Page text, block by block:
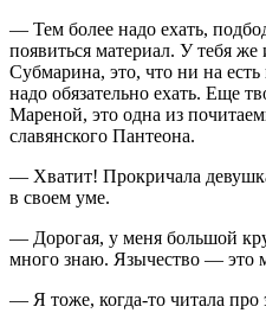
— Тем более надо ехать,
появиться материал. У тебя
Субмарина, это, что ни на
надо обязательно ехать. Еще
Мареной, это одна из
славянского Пантеона.
— Хватит! Прокричала
в своем уме.
— Дорогая, у меня большой
много знаю. Язычество — это
— Я тоже, когда-то читала про